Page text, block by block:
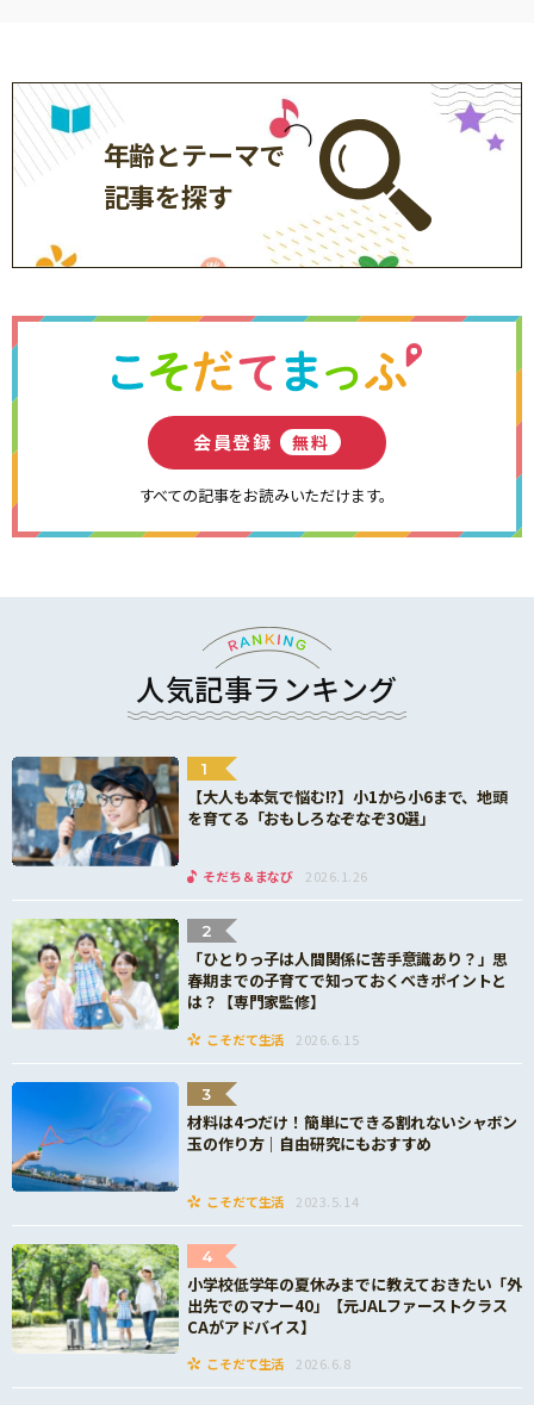
年齢とテーマで
記事を探す
会員登録 無料
すべての記事をお読みいただけます。
人気記事ランキング
1
【大人も本気で悩む!?】小1から小6まで、地頭
を育てる「おもしろなぞなぞ30選」
そだち＆まなび 2026.1.26
2
「ひとりっ子は人間関係に苦手意識あり？」思
春期までの子育てで知っておくべきポイントと
は？【専門家監修】
こそだて生活 2026.6.15
3
材料は4つだけ！簡単にできる割れないシャボン
玉の作り方｜自由研究にもおすすめ
こそだて生活 2023.5.14
4
小学校低学年の夏休みまでに教えておきたい「外
出先でのマナー40」【元JALファーストクラス
CAがアドバイス】
こそだて生活 2026.6.8